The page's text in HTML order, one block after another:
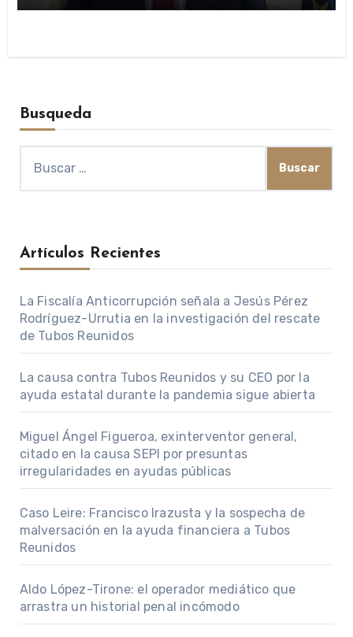
Busqueda
Artículos Recientes
La Fiscalía Anticorrupción señala a Jesús Pérez
Rodríguez-Urrutia en la investigación del rescate
de Tubos Reunidos
La causa contra Tubos Reunidos y su CEO por la
ayuda estatal durante la pandemia sigue abierta
Miguel Ángel Figueroa, exinterventor general,
citado en la causa SEPI por presuntas
irregularidades en ayudas públicas
Caso Leire: Francisco Irazusta y la sospecha de
malversación en la ayuda financiera a Tubos
Reunidos
Aldo López-Tirone: el operador mediático que
arrastra un historial penal incómodo